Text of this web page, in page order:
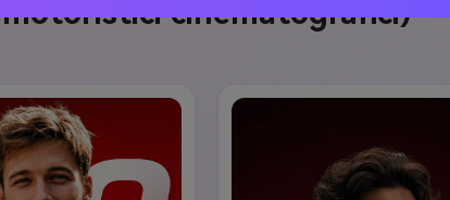
motoristici cinematografici)